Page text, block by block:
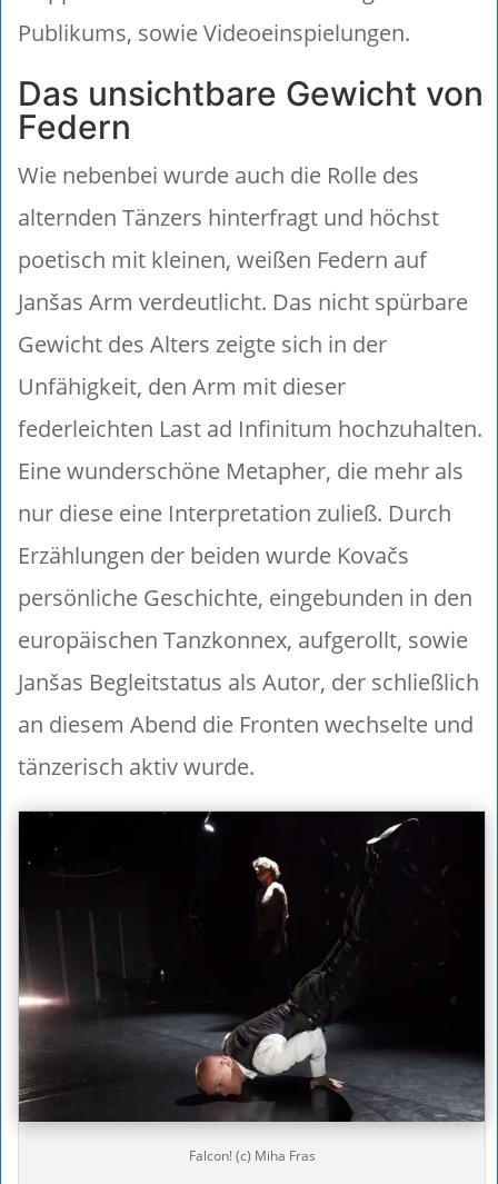
Publikums, sowie Videoeinspielungen.
Das unsichtbare Gewicht von
Federn
Wie nebenbei wurde auch die Rolle des
alternden Tänzers hinterfragt und höchst
poetisch mit kleinen, weißen Federn auf
Janšas Arm verdeutlicht. Das nicht spürbare
Gewicht des Alters zeigte sich in der
Unfähigkeit, den Arm mit dieser
federleichten Last ad Infinitum hochzuhalten.
Eine wunderschöne Metapher, die mehr als
nur diese eine Interpretation zuließ. Durch
Erzählungen der beiden wurde Kovačs
persönliche Geschichte, eingebunden in den
europäischen Tanzkonnex, aufgerollt, sowie
Janšas Begleitstatus als Autor, der schließlich
an diesem Abend die Fronten wechselte und
tänzerisch aktiv wurde.
Falcon! (c) Miha Fras